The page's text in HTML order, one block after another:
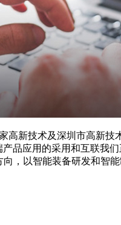
新技术及深圳市高新
品应用的采用和互联我
以智能装备研发和智